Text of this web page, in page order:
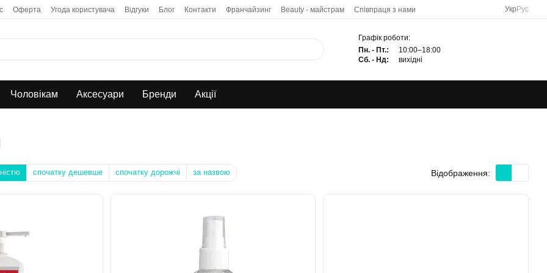
Оферта Угода користувача Відгуки Блог Контакти Франчайзинг Beauty - майстрам
Співпраця з нами
Укр Рус
Графік роботи:
Пн. - Пт.:
10:00–18:00
Сб. - Нд:
вихідні
Чоловікам Аксесуари Бренди Акції
спочатку дешевше спочатку дорожчі за назвою Відображення: